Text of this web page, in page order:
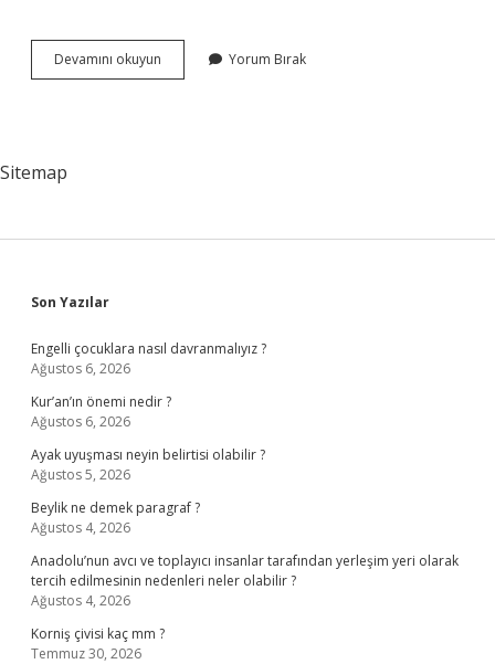
Devamını okuyun Cumhurbaşkanı
Kanunu
Yorum Bırak
Sitemap
Sidebar
Son Yazılar
Engelli çocuklara nasıl davranmalıyız ?
Ağustos 6, 2026
Kur’an’ın önemi nedir ?
Ağustos 6, 2026
Ayak uyuşması neyin belirtisi olabilir ?
Ağustos 5, 2026
Beylik ne demek paragraf ?
Ağustos 4, 2026
Anadolu’nun avcı ve toplayıcı insanlar tarafından yerleşim yeri olarak
tercih edilmesinin nedenleri neler olabilir ?
Ağustos 4, 2026
Korniş çivisi kaç mm ?
Temmuz 30, 2026